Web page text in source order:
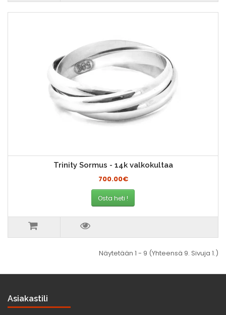
Trinity Sormus - 14k valkokultaa
700.00€
Osta heti !
Näytetään 1 - 9 (Yhteensä 9. Sivuja 1.)
Asiakastili